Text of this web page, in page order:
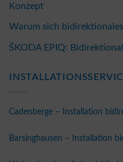
Konzept
Warum sich
ŠKODA EPIQ:
Cadenberge – Installation
Barsinghausen – Installation